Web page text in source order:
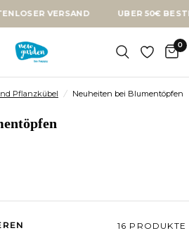
VERSAND ÜBER 50€
0
Pflanzkübel / Neuheiten bei Blumentöpfen
16 PRODUKTE